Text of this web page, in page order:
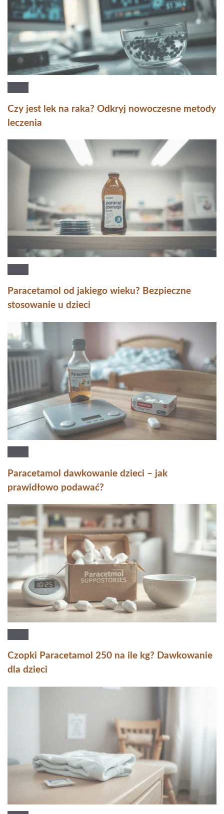
Czy jest lek na raka? Odkryj nowoczesne metody
leczenia
Paracetamol od jakiego wieku? Bezpieczne
stosowanie u dzieci
Paracetamol dawkowanie dzieci – jak
prawidłowo podawać?
Czopki Paracetamol 250 na ile kg? Dawkowanie
dla dzieci